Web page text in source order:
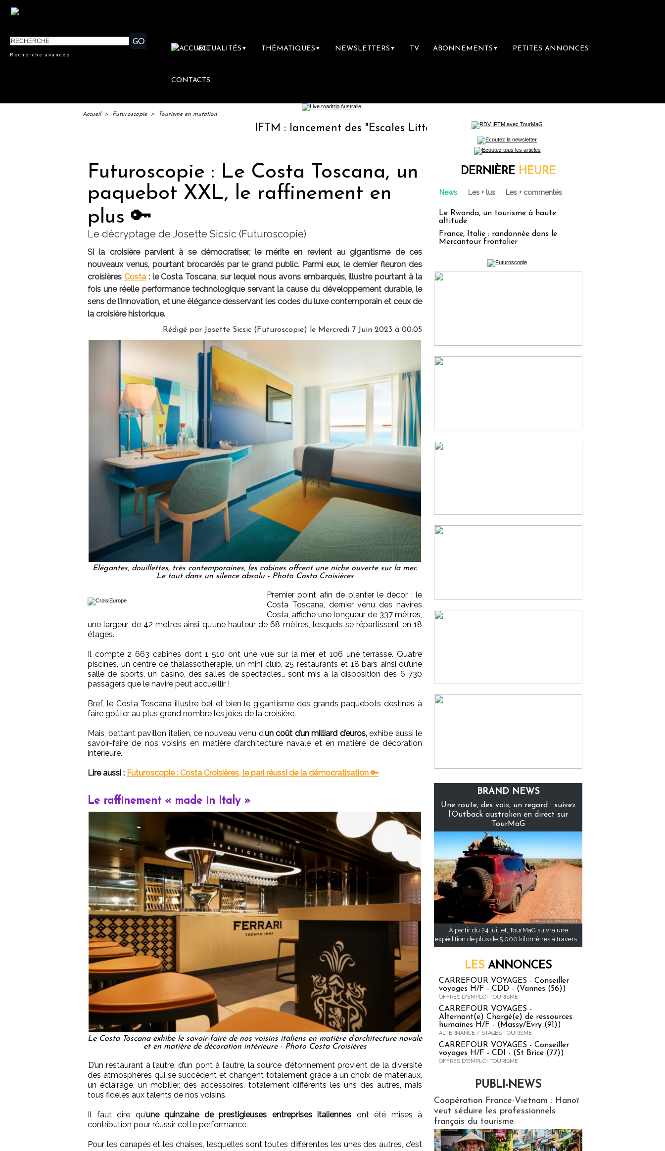
Recherche avancée
ACTUALITÉS ▼ THÉMATIQUES ▼ NEWSLETTERS ▼ TV ABONNEMENTS ▼ PETITES ANNONCES
CONTACTS
Accueil > Futuroscopie > Tourisme en mutation
IFTM : lancement des "Escales Littéraires", la première librairie du voyage
Futuroscopie : Le Costa Toscana, un
paquebot XXL, le raffinement en
plus 🔑
Le décryptage de Josette Sicsic (Futuroscopie)
Si la croisière parvient à se démocratiser, le mérite en revient au gigantisme de ces
nouveaux venus, pourtant brocardés par le grand public. Parmi eux, le dernier fleuron des
croisières Costa: le Costa Toscana, sur lequel nous avons embarqués, illustre pourtant à la
fois une réelle performance technologique servant la cause du développement durable, le
sens de l’innovation, et une élégance desservant les codes du luxe contemporain et ceux de
la croisière historique.
Rédigé par Josette Sicsic (Futuroscopie) le Mercredi 7 Juin 2023 à 00:05
Elégantes, douillettes, très contemporaines, les cabines offrent une niche ouverte sur la mer.
Le tout dans un silence absolu - Photo Costa Croisières
Premier point afin de planter le décor : le
Costa Toscana, dernier venu des navires
Costa, affiche une longueur de 337 mètres,
une largeur de 42 mètres ainsi qu’une hauteur de 68 mètres, lesquels se répartissent en 18
étages.
Il compte 2 663 cabines dont 1 510 ont une vue sur la mer et 106 une terrasse. Quatre
piscines, un centre de thalassothérapie, un mini club, 25 restaurants et 18 bars ainsi qu’une
salle de sports, un casino, des salles de spectacles… sont mis à la disposition des 6 730
passagers que le navire peut accueillir !
Bref, le Costa Toscana illustre bel et bien le gigantisme des grands paquebots destinés à
faire goûter au plus grand nombre les joies de la croisière.
Mais, battant pavillon italien, ce nouveau venu d’un coût d’un milliard d’euros,exhibe aussi le
savoir-faire de nos voisins en matière d’architecture navale et en matière de décoration
intérieure.
Lire aussi : Futuroscopie : Costa Croisières, le pari réussi de la démocratisation 🔑
Le raffinement « made in Italy »
Le Costa Toscana exhibe le savoir-faire de nos voisins italiens en matière d’architecture navale
et en matière de décoration intérieure - Photo Costa Croisières
D’un restaurant à l’autre, d’un pont à l’autre, la source d’étonnement provient de la diversité
des atmosphères qui se succèdent et changent totalement grâce à un choix de matériaux,
un éclairage, un mobilier, des accessoires, totalement différents les uns des autres, mais
tous fidèles aux talents de nos voisins.
Il faut dire qu’une quinzaine de prestigieuses entreprises italiennes ont été mises à
contribution pour réussir cette performance.
Pour les canapés et les chaises, lesquelles sont toutes différentes les unes des autres, c’est
DERNIÈRE HEURE
News Les + lus Les + commentés
Le Rwanda, un tourisme à haute
altitude
France, Italie : randonnée dans le
Mercantour frontalier
BRAND NEWS
Une route, des voix, un regard : suivez
l’Outback australien en direct sur
TourMaG
À partir du 24 juillet, TourMaG suivra une
expédition de plus de 5 000 kilomètres à travers...
LES ANNONCES
CARREFOUR VOYAGES - Conseiller
voyages H/F - CDD - (Vannes (56))
OFFRES D'EMPLOI TOURISME
CARREFOUR VOYAGES -
Alternant(e) Chargé(e) de ressources
humaines H/F - (Massy/Evry (91))
ALTERNANCE / STAGES TOURISME
CARREFOUR VOYAGES - Conseiller
voyages H/F - CDI - (St Brice (77))
OFFRES D'EMPLOI TOURISME
PUBLI-NEWS
Coopération France-Vietnam : Hanoï
veut séduire les professionnels
français du tourisme